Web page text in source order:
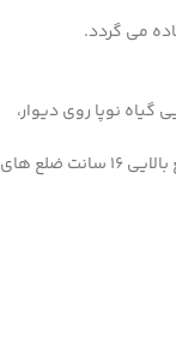
می گردد.
گیاه نوپا روی دیوار،
این محصول شامل یک عدد استند چوبی مثلثی به اضلاع تقریبی 28 سانت ضلع بالایی 16 سانت ضلع های